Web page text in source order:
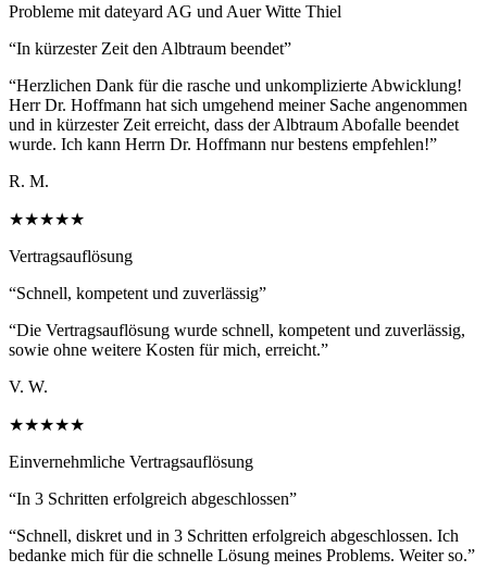
Probleme mit dateyard AG und Auer Witte Thiel
“In kürzester Zeit den Albtraum beendet”
“Herzlichen Dank für die rasche und unkomplizierte Abwicklung!
Herr Dr. Hoffmann hat sich umgehend meiner Sache angenommen
und in kürzester Zeit erreicht, dass der Albtraum Abofalle beendet
wurde. Ich kann Herrn Dr. Hoffmann nur bestens empfehlen!”
R. M.
★★★★★
Vertragsauflösung
“Schnell, kompetent und zuverlässig”
“Die Vertragsauflösung wurde schnell, kompetent und zuverlässig,
sowie ohne weitere Kosten für mich, erreicht.”
V. W.
★★★★★
Einvernehmliche Vertragsauflösung
“In 3 Schritten erfolgreich abgeschlossen”
“Schnell, diskret und in 3 Schritten erfolgreich abgeschlossen. Ich
bedanke mich für die schnelle Lösung meines Problems. Weiter so.”